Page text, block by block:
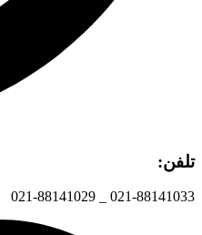
تلفن:
021-88141033 _ 021-88141029